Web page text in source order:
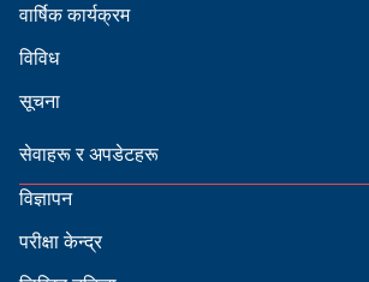
वार्षिक कार्यक्रम
विविध
सूचना
सेवाहरू र अपडेटहरू
विज्ञापन
परीक्षा केन्द्र